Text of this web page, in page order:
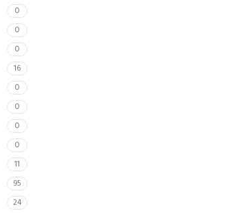
0
0
0
16
0
0
0
0
11
95
24